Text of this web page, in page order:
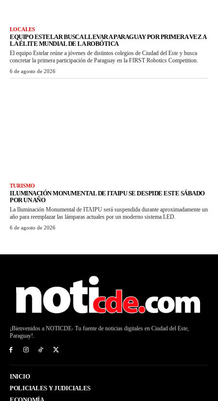
LOCALES
EQUIPO ESTELAR BUSCA LLEVAR A PARAGUAY POR PRIMERA VEZ A
LA ÉLITE MUNDIAL DE LA ROBÓTICA
El equipo Estelar reúne a jóvenes de distintos colegios de Ciudad del Este y busca
concretar la primera participación de Paraguay en la FIRST Robotics Competition.
6 de agosto de 2026
TURISMO
ILUMINACIÓN MONUMENTAL DE ITAIPU SE DESPIDE ESTE SÁBADO
POR UN AÑO
La Iluminación Monumental de ITAIPU será suspendida durante aproximadamente un
año para reemplazar las lámparas actuales por un moderno sistema LED.
6 de agosto de 2026
¡Bienvenidos a NOTICDE- Tu fuente de noticias digitales en Ciudad del Este,
Paraguay!.
INICIO
POLICIALES Y JUDICIALES